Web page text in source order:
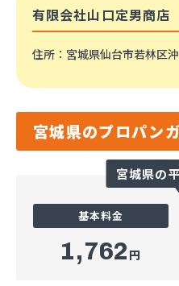
有限会社山口定男商店
住所 ：宮城県仙台市若林区
宮城県のプロパン
宮城県の
基本料金
1,762 円